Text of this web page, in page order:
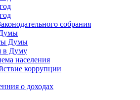
собрания
Думы
в Думу
населения
коррупции
о доходах